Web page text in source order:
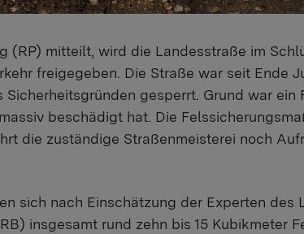
(RP) mitteilt, wird die Landesstraße im
freigegeben. Die Straße war seit Ende
gesperrt. Grund war ein
beschädigt hat. Die
die zuständige Straßenmeisterei noch
sich nach Einschätzung der Experten des
insgesamt rund zehn bis 15 Kubikmeter